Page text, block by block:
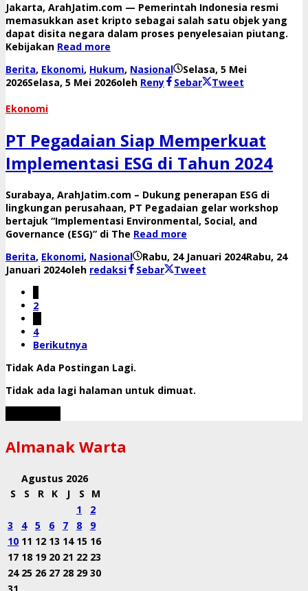
Jakarta, ArahJatim.com — Pemerintah Indonesia resmi
memasukkan aset kripto sebagai salah satu objek yang
dapat disita negara dalam proses penyelesaian piutang.
Kebijakan Read more
Berita, Ekonomi, Hukum, Nasional
Selasa, 5 Mei
2026Selasa, 5 Mei 2026oleh Reny Sebar
Tweet
Ekonomi
PT Pegadaian Siap Memperkuat
Implementasi ESG di Tahun 2024
Surabaya, ArahJatim.com – Dukung penerapan ESG di
lingkungan perusahaan, PT Pegadaian gelar workshop
bertajuk “Implementasi Environmental, Social, and
Governance (ESG)” di The Read more
Berita, Ekonomi, Nasional Rabu, 24 Januari 2024Rabu, 24
Januari 2024oleh redaksi Sebar
Tweet
2
4
Berikutnya
Tidak Ada Postingan Lagi.
Tidak ada lagi halaman untuk dimuat.
Almanak Warta
Agustus 2026
S
S R K J S
M
1
2
3
4 5 6 7 8
9
10 11 12 13 14 15 16
17 18 19 20 21 22 23
24 25 26 27 28 29 30